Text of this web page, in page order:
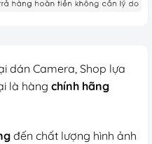
dán Camera, Shop lựa
là hàng chính hãng
đến chất lượng hình ảnh